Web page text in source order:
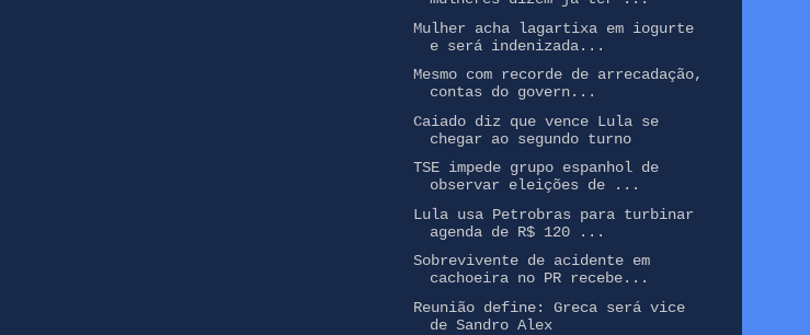
Mulher acha lagartixa em iogurte
e será indenizada...
Mesmo com recorde de arrecadação,
contas do govern...
Caiado diz que vence Lula se
chegar ao segundo turno
TSE impede grupo espanhol de
observar eleições de ...
Lula usa Petrobras para turbinar
agenda de R$ 120 ...
Sobrevivente de acidente em
cachoeira no PR recebe...
Reunião define: Greca será vice
de Sandro Alex